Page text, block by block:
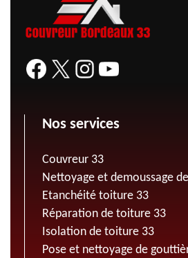
Nos services
Couvreur 33
Nettoyage et demoussage
Etanchéité toiture 33
Réparation de toiture 33
Isolation de toiture 33
Pose et nettoyage de